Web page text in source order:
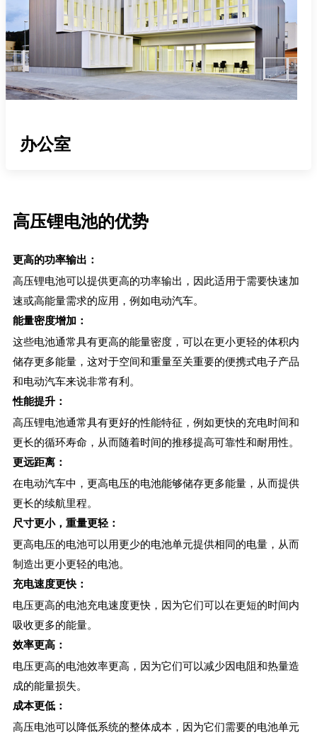
办公室
高压锂电池的优势
更高的功率输出：
高压锂电池可以提供更高的功率输出，因此适用于需要快速加
速或高能量需求的应用，例如电动汽车。
能量密度增加：
这些电池通常具有更高的能量密度，可以在更小更轻的体积内
储存更多能量，这对于空间和重量至关重要的便携式电子产品
和电动汽车来说非常有利。
性能提升：
高压锂电池通常具有更好的性能特征，例如更快的充电时间和
更长的循环寿命，从而随着时间的推移提高可靠性和耐用性。
更远距离：
在电动汽车中，更高电压的电池能够储存更多能量，从而提供
更长的续航里程。
尺寸更小，重量更轻：
更高电压的电池可以用更少的电池单元提供相同的电量，从而
制造出更小更轻的电池。
充电速度更快：
电压更高的电池充电速度更快，因为它们可以在更短的时间内
吸收更多的能量。
效率更高：
电压更高的电池效率更高，因为它们可以减少因电阻和热量造
成的能量损失。
成本更低：
高压电池可以降低系统的整体成本，因为它们需要的电池单元